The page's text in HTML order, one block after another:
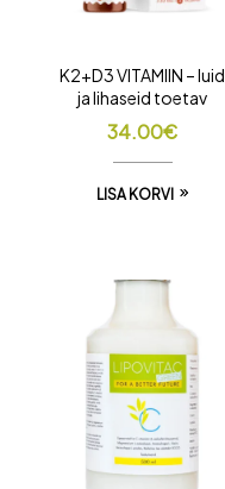
K2+D3 VITAMIIN – luid
ja lihaseid toetav
34.00€
LISA KORVI